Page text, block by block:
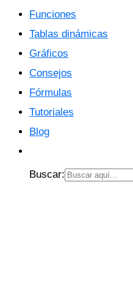
Funciones
Tablas dinámicas
Gráficos
Consejos
Fórmulas
Tutoriales
Blog
Buscar: